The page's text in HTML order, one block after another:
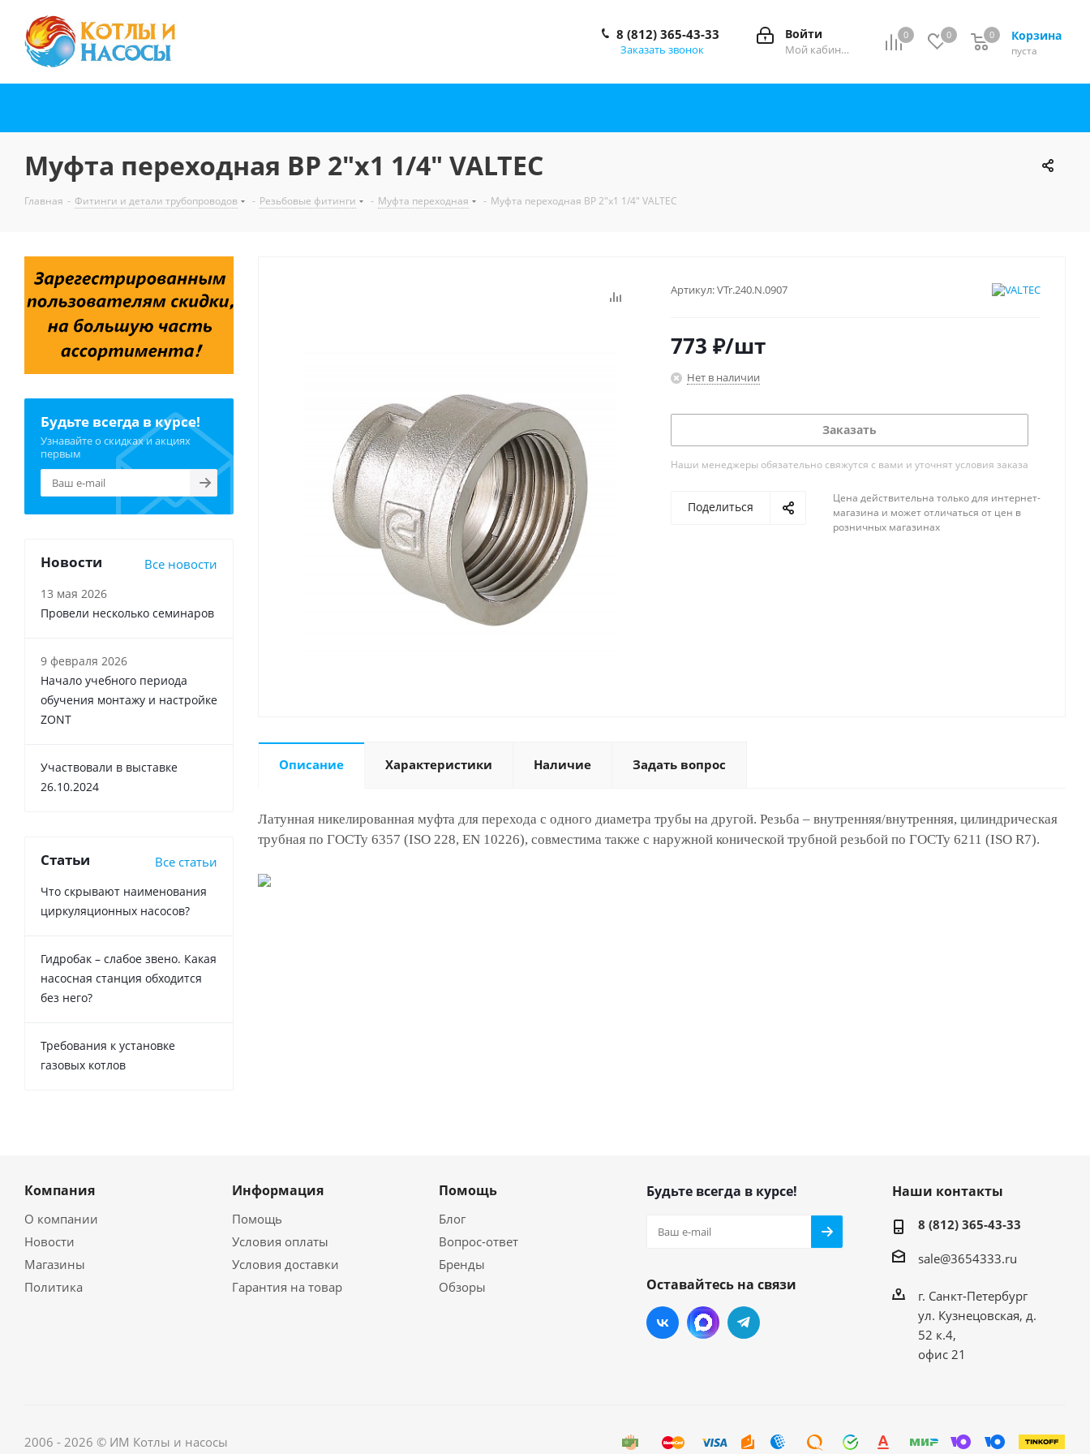
0 0 Корзина
0
пуста
0
Войти
Мой кабинет
8 (812) 365-43-33
Заказать звонок
Муфта переходная ВР 2"x1 1/4" VALTEC
Главная - Фитинги и детали трубопроводов - Резьбовые фитинги - Муфта переходная - Муфта переходная ВР 2"x1 1/4" VALTEC
Артикул:VTr.240.N.0907
773 ₽/шт
Нет в наличии
Заказать
Наши менеджеры обязательно свяжутся с вами и уточнят условия заказа
Поделиться
Цена действительна только для интернет-
магазина и может отличаться от цен в
розничных магазинах
Описание Характеристики Наличие Задать вопрос
Латунная никелированная муфта для перехода с одного диаметра трубы на другой. Резьба – внутренняя/внутренняя, цилиндрическая
трубная по ГОСТу 6357 (ISO 228, EN 10226), совместима также с наружной конической трубной резьбой по ГОСТу 6211 (ISO R7).
Будьте всегда в курсе!
Узнавайте о скидках и акциях
первым
Новости Все новости
13 мая 2026
Провели несколько семинаров
9 февраля 2026
Начало учебного периода
обучения монтажу и настройке
ZONT
Участвовали в выставке
26.10.2024
Статьи Все статьи
Что скрывают наименования
циркуляционных насосов?
Гидробак – слабое звено. Какая
насосная станция обходится
без него?
Требования к установке
газовых котлов
Компания
О компании
Новости
Магазины
Политика
Информация
Помощь
Условия оплаты
Условия доставки
Гарантия на товар
Помощь
Блог
Вопрос-ответ
Бренды
Обзоры
Будьте всегда в курсе!
Оставайтесь на связи
Наши контакты
8 (812) 365-43-33
sale@3654333.ru
г. Санкт-Петербург
ул. Кузнецовская, д.
52 к.4,
офис 21
2006 - 2026 © ИМ Котлы и насосы